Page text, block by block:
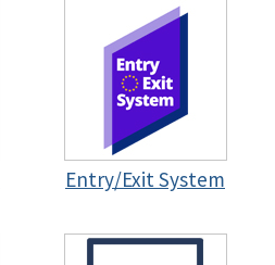
Entry/Exit System